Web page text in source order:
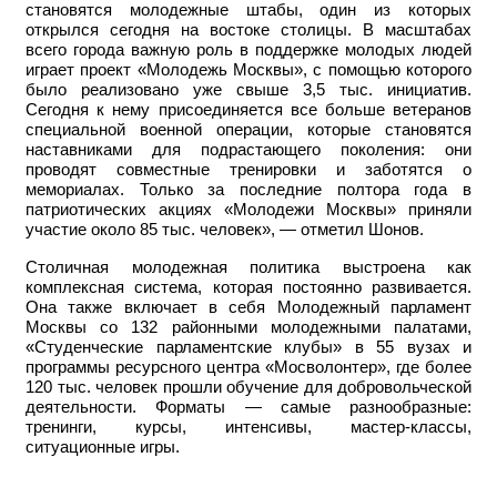
становятся молодежные штабы, один из которых
открылся сегодня на востоке столицы. В масштабах
всего города важную роль в поддержке молодых людей
играет проект «Молодежь Москвы», с помощью которого
было реализовано уже свыше 3,5 тыс. инициатив.
Сегодня к нему присоединяется все больше ветеранов
специальной военной операции, которые становятся
наставниками для подрастающего поколения: они
проводят совместные тренировки и заботятся о
мемориалах. Только за последние полтора года в
патриотических акциях «Молодежи Москвы» приняли
участие около 85 тыс. человек», — отметил Шонов.
Столичная молодежная политика выстроена как
комплексная система, которая постоянно развивается.
Она также включает в себя Молодежный парламент
Москвы со 132 районными молодежными палатами,
«Студенческие парламентские клубы» в 55 вузах и
программы ресурсного центра «Мосволонтер», где более
120 тыс. человек прошли обучение для добровольческой
деятельности. Форматы — самые разнообразные:
тренинги, курсы, интенсивы, мастер-классы,
ситуационные игры.